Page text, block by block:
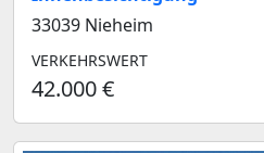
33039 Nieheim
VERKEHRSWERT
42.000 €